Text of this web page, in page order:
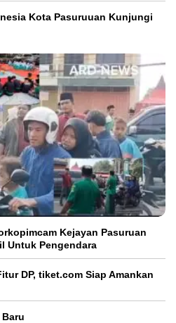
Kota Pasuruuan Kunjungi
Kejayan Pasuruan
Untuk Pengendara
DP, tiket.com Siap Amankan